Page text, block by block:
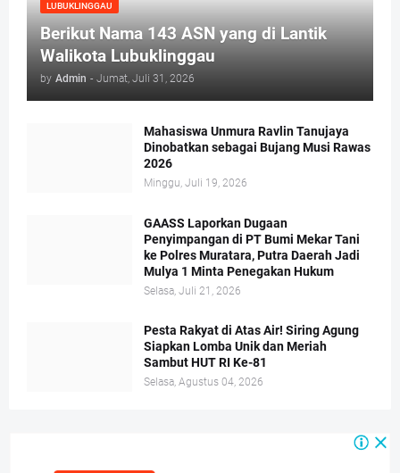
LUBUKLINGGAU
Berikut Nama 143 ASN yang di Lantik
Walikota Lubuklinggau
by Admin - Jumat, Juli 31, 2026
Mahasiswa Unmura Ravlin Tanujaya
Dinobatkan sebagai Bujang Musi Rawas
2026
Minggu, Juli 19, 2026
GAASS Laporkan Dugaan
Penyimpangan di PT Bumi Mekar Tani
ke Polres Muratara, Putra Daerah Jadi
Mulya 1 Minta Penegakan Hukum
Selasa, Juli 21, 2026
Pesta Rakyat di Atas Air! Siring Agung
Siapkan Lomba Unik dan Meriah
Sambut HUT RI Ke-81
Selasa, Agustus 04, 2026